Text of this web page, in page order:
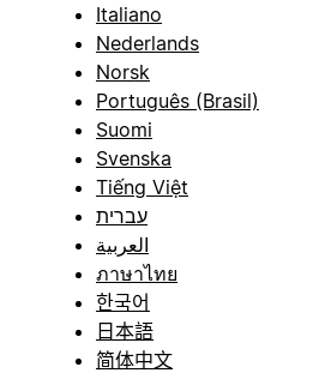
Italiano
Nederlands
Norsk
Português (Brasil)
Suomi
Svenska
Tiếng Việt
עברית
العربية
ภาษาไทย
한국어
日本語
简体中文